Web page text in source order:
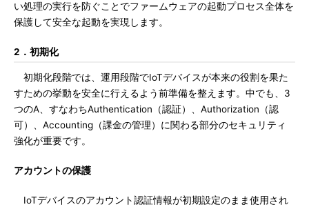
い処理の実行を防ぐことでファームウェアの起動プロセス全体を
保護して安全な起動を実現します。
2．初期化
初期化段階では、運用段階でIoTデバイスが本来の役割を果た
すための挙動を安全に行えるよう前準備を整えます。中でも、3
つのA、すなわちAuthentication（認証）、Authorization（認
可）、Accounting（課金の管理）に関わる部分のセキュリティ
強化が重要です。
アカウントの保護
IoTデバイスのアカウント認証情報が初期設定のまま使用され